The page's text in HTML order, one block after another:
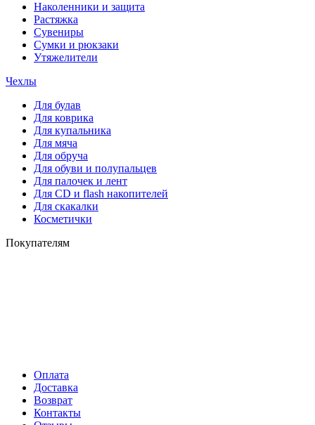
Наколенники и защита
Растяжка
Сувениры
Сумки и рюкзаки
Утяжелители
Чехлы
Для булав
Для коврика
Для купальника
Для мяча
Для обруча
Для обуви и полупальцев
Для палочек и лент
Для СD и flash накопителей
Для скакалки
Косметички
Покупателям
Оплата
Доставка
Возврат
Контакты